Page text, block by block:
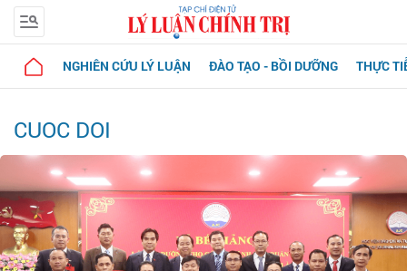
NGHIÊN CỨU LÝ LUẬN ĐÀO TẠO - BỒI DƯỠNG THỰC
CUOC DOI